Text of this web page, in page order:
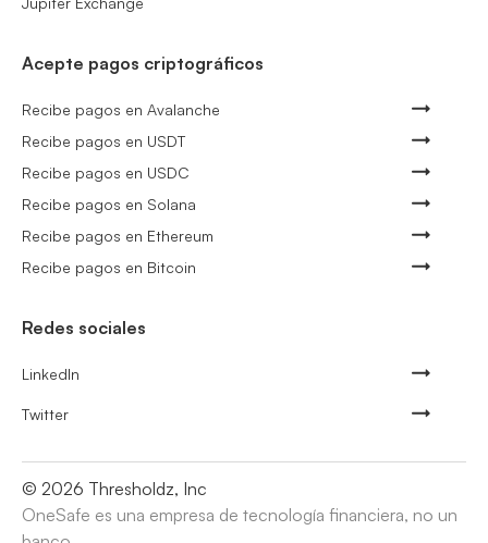
Acepte pagos criptográficos
Recibe pagos en Avalanche
Recibe pagos en USDT
Recibe pagos en USDC
Recibe pagos en Solana
Recibe pagos en Ethereum
Recibe pagos en Bitcoin
Redes sociales
LinkedIn
Twitter
© 2026 Thresholdz, Inc
OneSafe es una empresa de tecnología financiera, no un